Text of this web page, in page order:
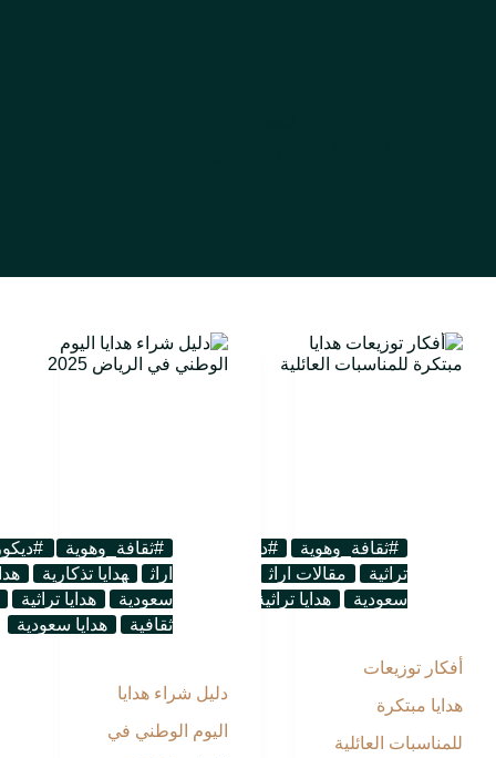
#ثقافة_وهوية #ديكور_تراثي #هدايا_تراثية
تراثية
مقالات اراث هدايا تذكارية
هدايا تذكارية
سعودية
هدايا تراثية هدايا ثقافية هدايا سعودية
أفكار توزيعات
هدايا مبتكرة
للمناسبات العائلية
#ثقافة_وهوية
اراث
هدايا تذكارية
سعودية
هدايا تراثية
ثقافية
هدايا سعودية
دليل شراء هدايا
اليوم الوطني في